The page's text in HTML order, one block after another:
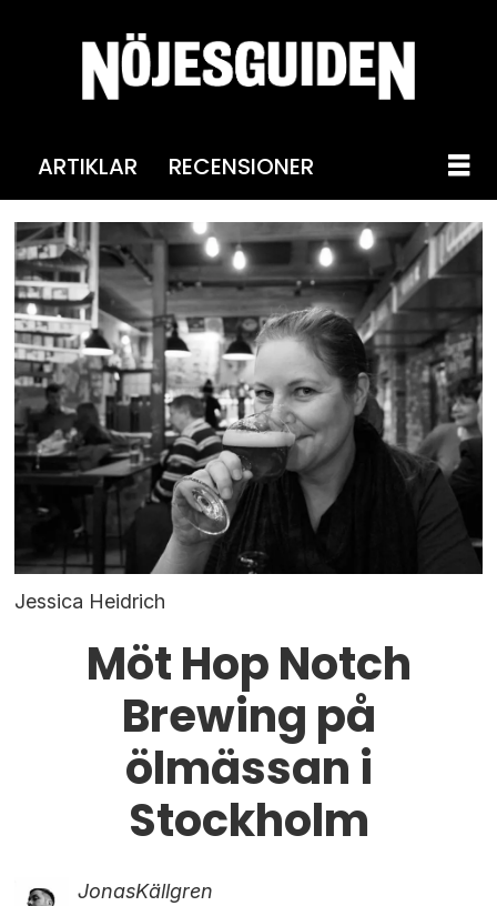
ARTIKLAR RECENSIONER
Jessica Heidrich
Möt Hop Notch
Brewing på
ölmässan i
Stockholm
JonasKällgren